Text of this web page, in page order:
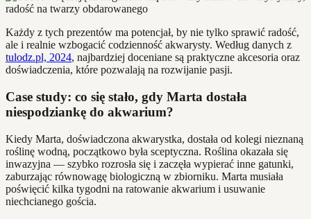
Każdy z tych prezentów ma potencjał, by nie tylko sprawić radość,
ale i realnie wzbogacić codzienność akwarysty. Według danych z
tulodz.pl, 2024, najbardziej doceniane są praktyczne akcesoria oraz
doświadczenia, które pozwalają na rozwijanie pasji.
Case study: co się stało, gdy Marta dostała
niespodziankę do akwarium?
Kiedy Marta, doświadczona akwarystka, dostała od kolegi nieznaną
roślinę wodną, początkowo była sceptyczna. Roślina okazała się
inwazyjna — szybko rozrosła się i zaczęła wypierać inne gatunki,
zaburzając równowagę biologiczną w zbiorniku. Marta musiała
poświęcić kilka tygodni na ratowanie akwarium i usuwanie
niechcianego gościa.